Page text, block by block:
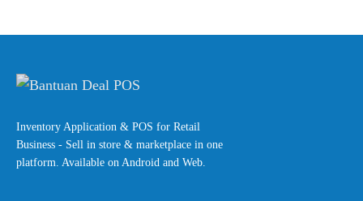
Inventory Application & POS for Retail
Business - Sell in store & marketplace in one
platform. Available on Android and Web.